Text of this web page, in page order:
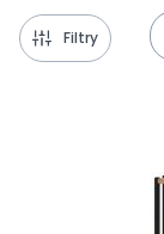
Filtry